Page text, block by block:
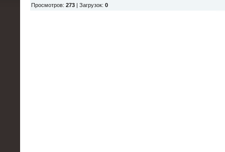
Просмотров: 273 Загрузок: 0